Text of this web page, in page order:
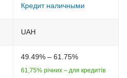
Кредит наличными
UAH
49.49% – 61.75%
61,75% річних – для кредитів